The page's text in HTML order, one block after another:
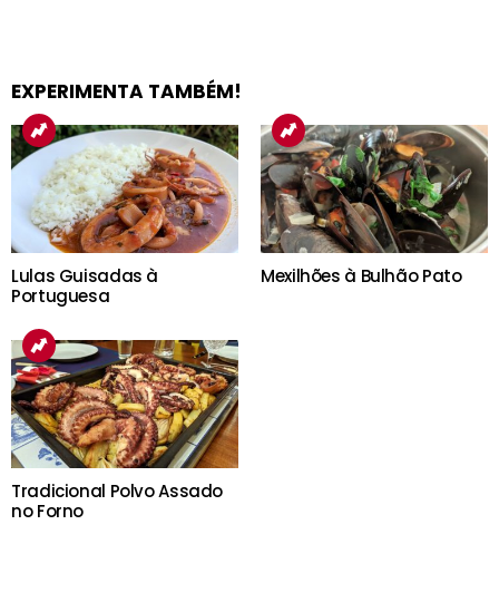
EXPERIMENTA TAMBÉM!
Lulas Guisadas à
Portuguesa
Mexilhões à Bulhão Pato
Tradicional Polvo Assado
no Forno